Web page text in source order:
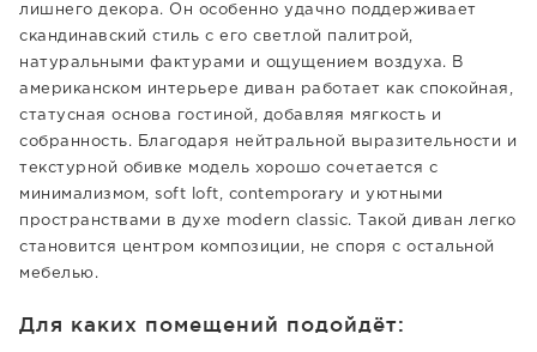
лишнего декора. Он особенно удачно поддерживает
скандинавский стиль с его светлой палитрой,
натуральными фактурами и ощущением воздуха. В
американском интерьере диван работает как спокойная,
статусная основа гостиной, добавляя мягкость и
собранность. Благодаря нейтральной выразительности и
текстурной обивке модель хорошо сочетается с
минимализмом, soft loft, contemporary и уютными
пространствами в духе modern classic. Такой диван легко
становится центром композиции, не споря с остальной
мебелью.
Для каких помещений подойдёт: